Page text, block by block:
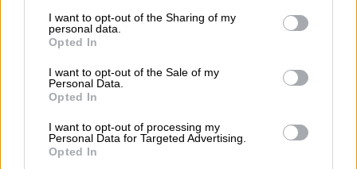
not limited to your visit or usage behaviour. You may click to
grant or deny consent to Google and its third-party tags to
use your data for below specified purposes in below Google
consent section.
I want to opt-out of the Sharing of my
personal data.
Opted In
I want to opt-out of the Sale of my
Personal Data.
Opted In
I want to opt-out of processing my
Personal Data for Targeted Advertising.
Opted In
Λούκα Ντόνσιτς και στην 3η τον
Τζέιμς
Χάρντεν.
Ο Ντόνσιτς στο μεταξύ έκανε πάλι όργια
στην νίκη τωνΜάβερικς επί των Ρόκετς
Χιούστον με 137-123. Ο Σλοβένος σταρ
έκανε double double με 41 πόντους, 10 ασίστ
και 6 ριμπάουντ.